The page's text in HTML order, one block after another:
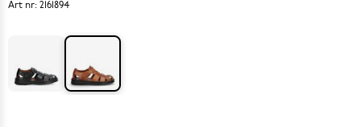
Art nr: 2161894